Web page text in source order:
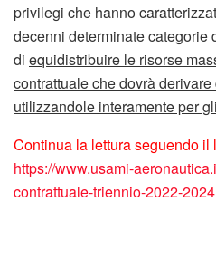
privilegi che hanno
decenni determinate categorie
di equidistribuire le risorse
contrattuale che dovrà
utilizzandole interamente per
Continua la lettura seguendo il
https://www.usami-
contrattuale-triennio-2022-